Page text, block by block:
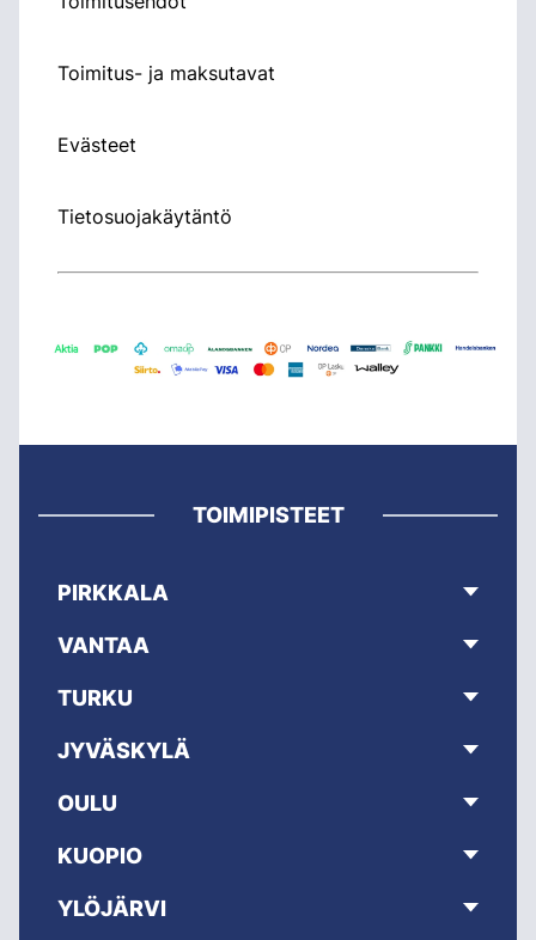
Toimitus- ja maksutavat
Evästeet
Tietosuojakäytäntö
TOIMIPISTEET
PIRKKALA
VANTAA
TURKU
JYVÄSKYLÄ
OULU
KUOPIO
YLÖJÄRVI